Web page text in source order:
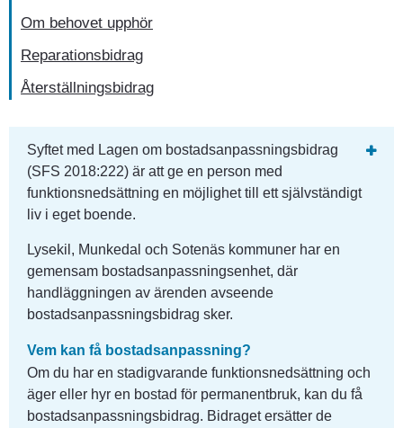
Om behovet upphör
Reparationsbidrag
Återställningsbidrag
Syftet med Lagen om bostadsanpassningsbidrag
(SFS 2018:222) är att ge en person med
funktionsnedsättning en möjlighet till ett självständigt
liv i eget boende.
Lysekil, Munkedal och Sotenäs kommuner har en
gemensam bostadsanpassningsenhet, där
handläggningen av ärenden avseende
bostadsanpassningsbidrag sker.
Vem kan få bostadsanpassning?
Om du har en stadigvarande funktionsnedsättning och
äger eller hyr en bostad för permanentbruk, kan du få
bostadsanpassningsbidrag. Bidraget ersätter de